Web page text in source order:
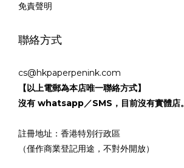
免責聲明
聯絡方式
cs@hkpaperpenink.com
【以上電郵為本店唯一聯絡方式】
沒有 whatsapp／SMS，目前沒有實體店。
註冊地址：香港特別行政區
（僅作商業登記用途，不對外開放）